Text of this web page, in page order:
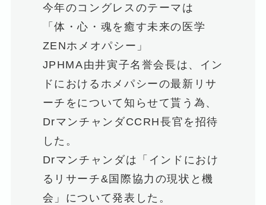
今年のコングレスのテーマは
「体・心・魂を癒す未来の医学
ZENホメオパシー」
JPHMA由井寅子名誉会長は、イン
ドにおけるホメパシーの最新リサ
ーチをについて知らせて貰う為、
DrマンチャンダCCRH長官を招待
した。
Drマンチャンダは「インドにおけ
るリサーチ&国際協力の現状と機
会」について発表した。